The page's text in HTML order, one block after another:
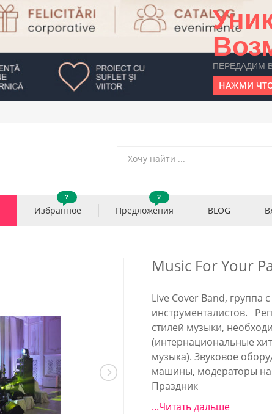
ПЕРЕДАДИМ
НАЖМИ
Избранное
?
Предложения
?
BLOG
Music For Your
Live Cover Band, группа
инструменталистов.
стилей музыки,
(интернациональные
музыка). Звуковое
машины, модераторы на
Праздник
...Читать дальше